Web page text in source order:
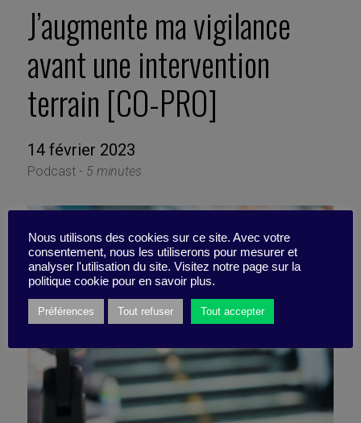
J’augmente ma vigilance
avant une intervention
terrain [CO-PRO]
14 février 2023
Podcast - 5 minutes
Nous utilisons des cookies sur ce site. Avec votre
consentement, nous les utiliserons pour mesurer et
analyser l'utilisation du site. Visitez notre page sur la
politique cookie pour en savoir plus.
Préférences Tout refuser Tout accepter